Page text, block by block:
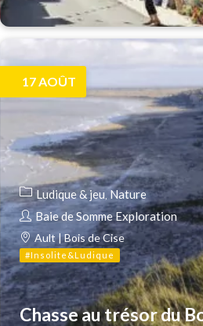
17 AOÛT
Ludique & jeu Nature
Baie de Somme Exploration
Ault | Bois de Cise
#Insolite&Ludique
Chasse au trésor du